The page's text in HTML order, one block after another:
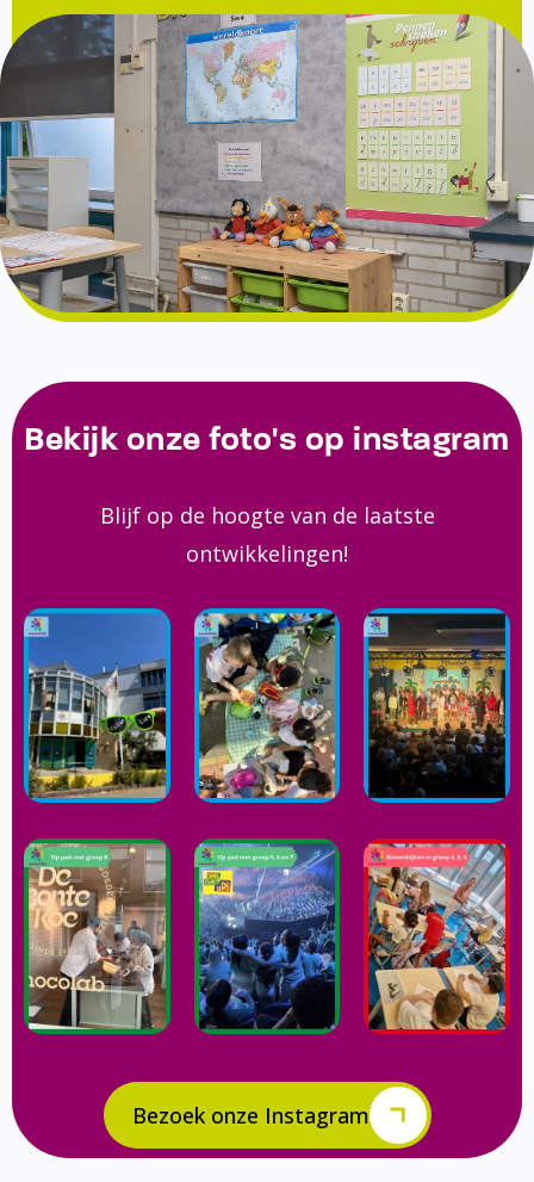
Bekijk onze foto's op instagram
Blijf op de hoogte van de laatste
ontwikkelingen!
Bezoek onze Instagram